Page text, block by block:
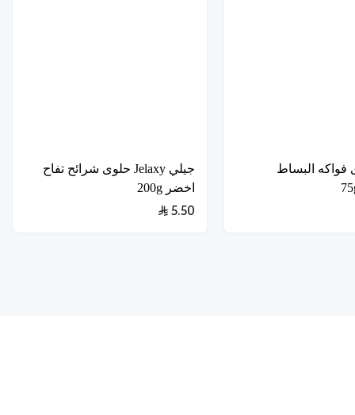
فواكه البساط
جيلي Jelaxy حلوى شرائح تفاح
اخضر 200g
5.50